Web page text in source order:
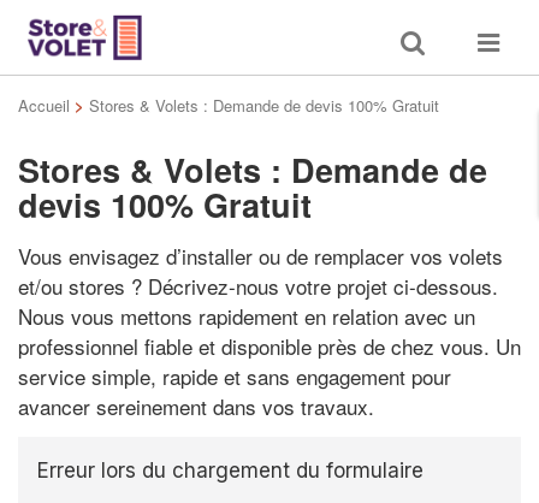
Toggle
search
Toggle
Accueil > Stores & Volets : Demande de devis 100% Gratuit
Stores & Volets : Demande de
devis 100% Gratuit
Vous envisagez d’installer ou de remplacer vos volets
et/ou stores ? Décrivez-nous votre projet ci-dessous.
Nous vous mettons rapidement en relation avec un
professionnel fiable et disponible près de chez vous. Un
service simple, rapide et sans engagement pour
avancer sereinement dans vos travaux.
Erreur lors du chargement du formulaire